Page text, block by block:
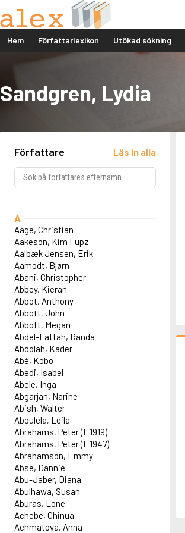
Hem Författarlexikon Utökad sökning
Sandgren, Lydia
Författare Läs in alla
A
Aage, Christian
Aakeson, Kim Fupz
Aalbæk Jensen, Erik
Aamodt, Bjørn
Abani, Christopher
Abbey, Kieran
Abbot, Anthony
Abbott, John
Abbott, Megan
Abdel-Fattah, Randa
Abdolah, Kader
Abé, Kobo
Abedi, Isabel
Abele, Inga
Abgarjan, Narine
Abish, Walter
Aboulela, Leila
Abrahams, Peter (f. 1919)
Abrahams, Peter (f. 1947)
Abrahamson, Emmy
Abse, Dannie
Abu-Jaber, Diana
Abulhawa, Susan
Aburas, Lone
Achebe, Chinua
Achmatova, Anna